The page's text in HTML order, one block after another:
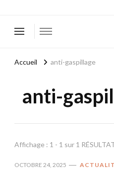
Accueil anti-gaspillage
anti-
Affichage : 1 - 1 sur 1
OCTOBRE 24, 2025